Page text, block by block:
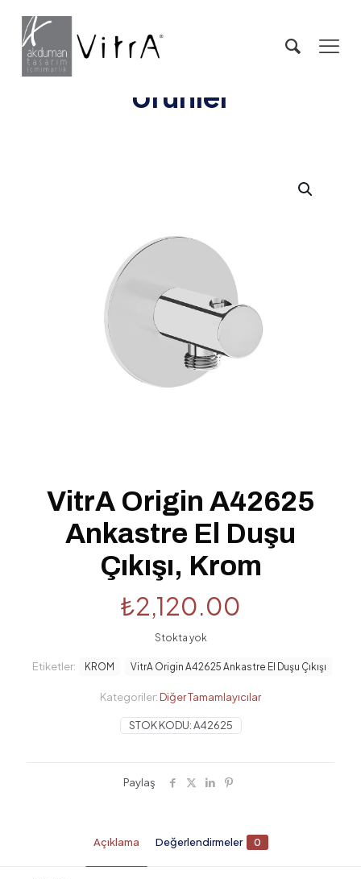
Ürünler
VitrA Origin A42625
Ankastre El Duşu
Çıkışı, Krom
₺2,120.00
Stokta yok
STOK KODU:A42625
Kategoriler: Diğer Tamamlayıcılar
Etiketler: KROM VitrA Origin A42625 Ankastre El Duşu Çıkışı
Paylaş
Açıklama Değerlendirmeler 0